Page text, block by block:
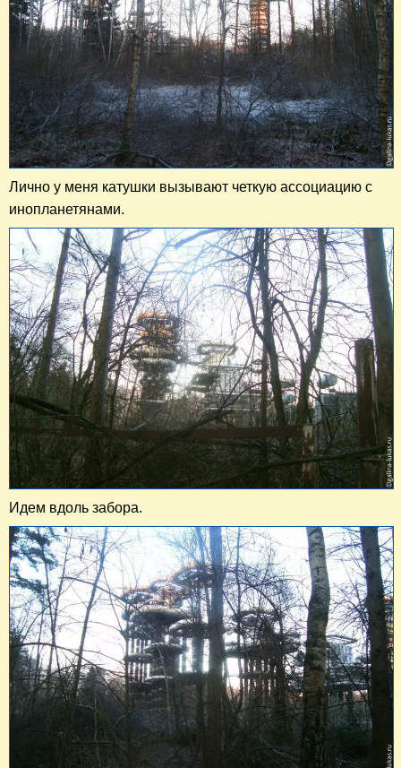
Лично у меня катушки вызывают четкую ассоциацию с
инопланетянами.
Идем вдоль забора.